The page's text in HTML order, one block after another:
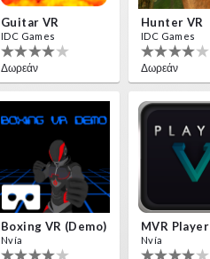
Guitar VR
IDC Games
Δωρεάν
Hunter VR
IDC Games
Δωρεάν
Boxing VR (Demo)
Nvía
MVR Player
Nvía